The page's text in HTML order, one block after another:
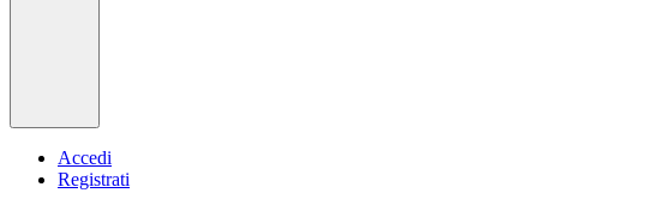
Accedi
Registrati